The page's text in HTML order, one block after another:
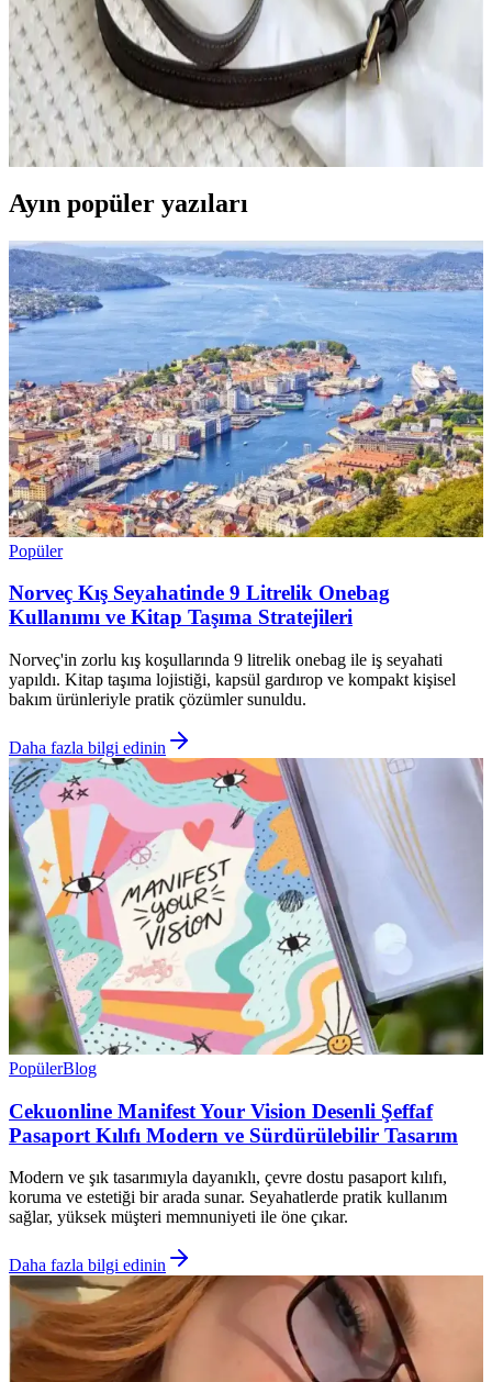
Fermuarlı Kapaklı Uygun Fiyatlı Çapraz ve
Dönüştürülebilir Çanta Modelleri ve Markaları
Fermuarlı üst kapaklı çapraz ve dönüştürülebilir çantalar, güvenlik
ve düzen açısından tercih edilmeye devam ediyor. Coach, Fossil,
Kate Spade gibi markalar ve özel üretim seçenekleriyle uygun fiyatlı
alternatifler sunuluyor.
Ayın popüler yazıları
Popüler
Norveç Kış Seyahatinde 9 Litrelik Onebag
Kullanımı ve Kitap Taşıma Stratejileri
Norveç'in zorlu kış koşullarında 9 litrelik onebag ile iş seyahati
yapıldı. Kitap taşıma lojistiği, kapsül gardırop ve kompakt kişisel
bakım ürünleriyle pratik çözümler sunuldu.
Daha fazla bilgi edinin
PopülerBlog
Cekuonline Manifest Your Vision Desenli Şeffaf
Pasaport Kılıfı Modern ve Sürdürülebilir Tasarım
Modern ve şık tasarımıyla dayanıklı, çevre dostu pasaport kılıfı,
koruma ve estetiği bir arada sunar. Seyahatlerde pratik kullanım
sağlar, yüksek müşteri memnuniyeti ile öne çıkar.
Daha fazla bilgi edinin